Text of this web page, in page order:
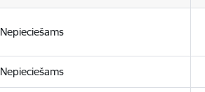
Nepieciešams
Nepieciešams